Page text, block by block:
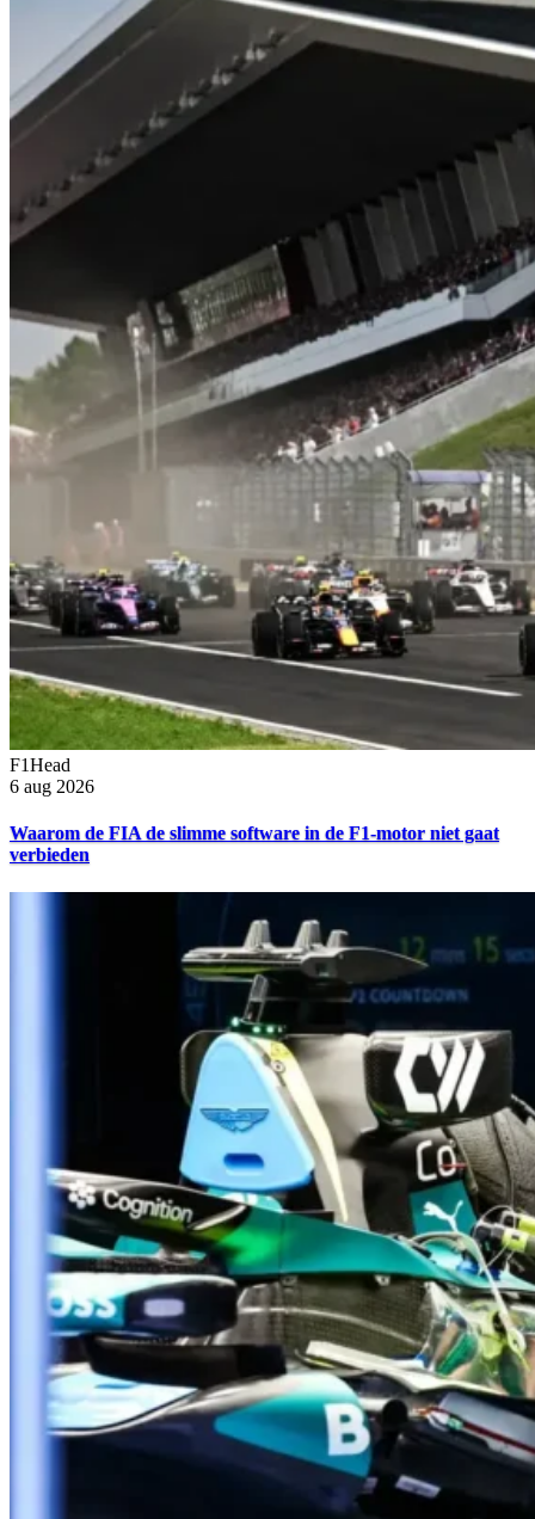
F1Head
6 aug 2026
Waarom de FIA de slimme software in de F1-motor niet gaat
verbieden